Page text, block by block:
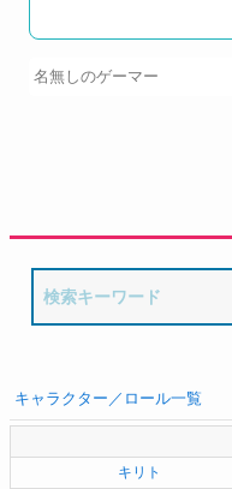
キャラクター／ロール一覧
キリト